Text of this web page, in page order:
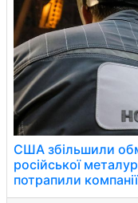
США збільшили
російської
потрапили